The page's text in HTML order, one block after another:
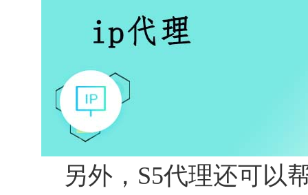
另外，S5代理还可以